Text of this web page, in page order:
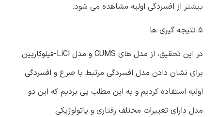
بیشتر از افسردگی اولیه مشاهده می شود.
5.نتیجه گیری ها
در این تحقیق، از مدل های CUMS و مدل LiCl-فیلوکارپین
برای نشان دادن مدل افسردگی مرتبط با صرع و افسردگی
اولیه استفاده کردیم و به این مطلب پی بردیم که این دو
مدل دارای تغییرات مختلف رفتاری و پاتولوژیکی